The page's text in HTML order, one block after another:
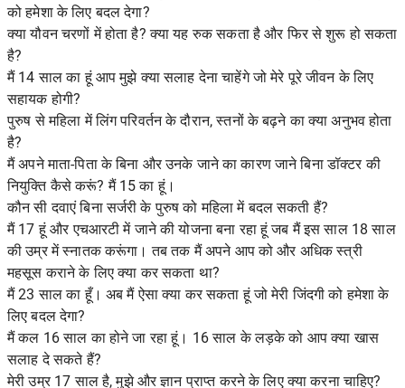
को हमेशा के लिए बदल देगा?
क्या यौवन चरणों में होता है? क्या यह रुक सकता है और फिर से शुरू हो सकता
है?
मैं 14 साल का हूं आप मुझे क्या सलाह देना चाहेंगे जो मेरे पूरे जीवन के लिए
सहायक होगी?
पुरुष से महिला में लिंग परिवर्तन के दौरान, स्तनों के बढ़ने का क्या अनुभव होता
है?
मैं अपने माता-पिता के बिना और उनके जाने का कारण जाने बिना डॉक्टर की
नियुक्ति कैसे करूं? मैं 15 का हूं।
कौन सी दवाएं बिना सर्जरी के पुरुष को महिला में बदल सकती हैं?
मैं 17 हूं और एचआरटी में जाने की योजना बना रहा हूं जब मैं इस साल 18 साल
की उम्र में स्नातक करूंगा। तब तक मैं अपने आप को और अधिक स्त्री
महसूस कराने के लिए क्या कर सकता था?
मैं 23 साल का हूँ। अब मैं ऐसा क्या कर सकता हूं जो मेरी जिंदगी को हमेशा के
लिए बदल देगा?
मैं कल 16 साल का होने जा रहा हूं। 16 साल के लड़के को आप क्या खास
सलाह दे सकते हैं?
मेरी उम्र 17 साल है, मुझे और ज्ञान प्राप्त करने के लिए क्या करना चाहिए?